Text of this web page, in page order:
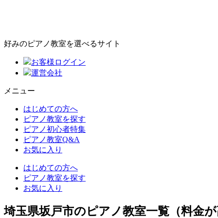
好みのピアノ教室を選べるサイト
お客様ログイン
運営会社
メニュー
はじめての方へ
ピアノ教室を探す
ピアノ初心者特集
ピアノ教室Q&A
お気に入り
はじめての方へ
ピアノ教室を探す
お気に入り
埼玉県坂戸市のピアノ教室一覧（料金